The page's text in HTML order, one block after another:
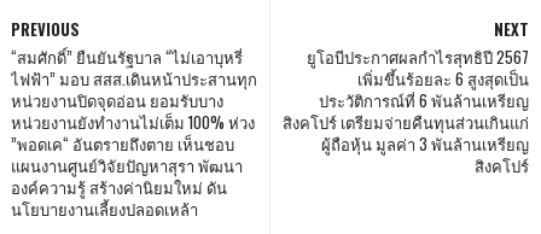
NEXT
ยูโอบีประกาศผลกำไรสุทธิปี 2567
เพิ่มขึ้นร้อยละ 6 สูงสุดเป็น
ประวัติการณ์ที่ 6 พันล้านเหรียญ
สิงคโปร์ เตรียมจ่ายคืนทุนส่วนเกินแก่
ผู้ถือหุ้น มูลค่า 3 พันล้านเหรียญ
สิงคโปร์
PREVIOUS
“สมศักดิ์” ยืนยันรัฐบาล “ไม่เอาบุหรี่
ไฟฟ้า” มอบ สสส.เดินหน้าประสานทุก
หน่วยงานปิดจุดอ่อน ยอมรับบาง
หน่วยงานยังทำงานไม่เต็ม 100% ห่วง
”พอดเค“ อันตรายถึงตาย เห็นชอบ
แผนงานศูนย์วิจัยปัญหาสุรา พัฒนา
องค์ความรู้ สร้างค่านิยมใหม่ ดัน
นโยบายงานเลี้ยงปลอดเหล้า